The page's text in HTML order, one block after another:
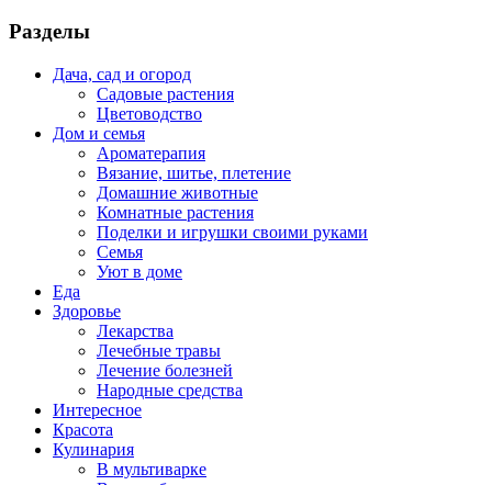
Разделы
Дача, сад и огород
Садовые растения
Цветоводство
Дом и семья
Ароматерапия
Вязание, шитье, плетение
Домашние животные
Комнатные растения
Поделки и игрушки своими руками
Семья
Уют в доме
Еда
Здоровье
Лекарства
Лечебные травы
Лечение болезней
Народные средства
Интересное
Красота
Кулинария
В мультиварке